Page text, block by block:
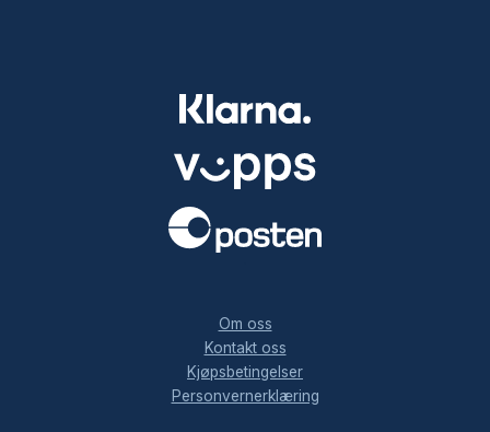
Om oss
Kontakt oss
Kjøpsbetingelser
Personvernerklæring